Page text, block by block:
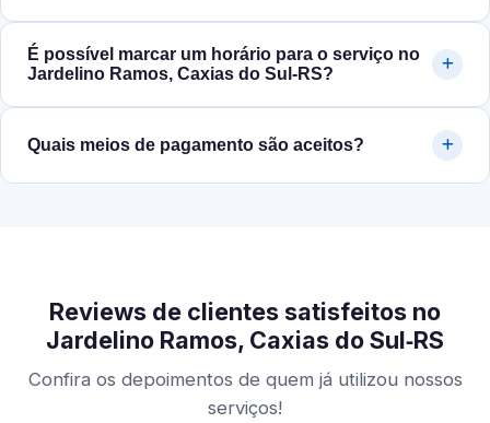
É possível marcar um horário para o serviço no
Jardelino Ramos, Caxias do Sul‑RS?
Quais meios de pagamento são aceitos?
Reviews de clientes satisfeitos no
Jardelino Ramos, Caxias do Sul‑RS
Confira os depoimentos de quem já utilizou nossos
serviços!